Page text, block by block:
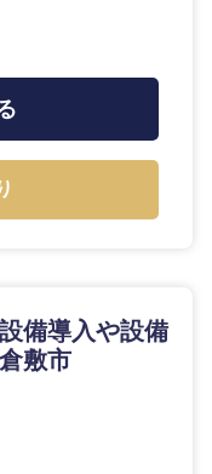
備導入や設備
敷市